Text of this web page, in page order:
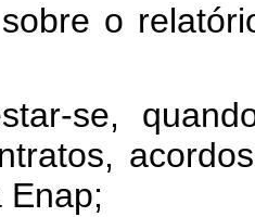
o
se,
Enap;